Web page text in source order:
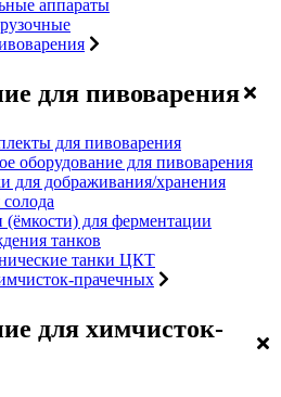
аппараты
для пивоварения
для пивоварения
оборудование для пивоварения
для дображивания/хранения
для ферментации
танков
танки ЦКТ
прачечных
для химчисток-